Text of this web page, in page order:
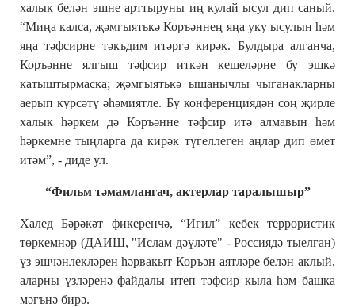
халык белән эшне арттыруны иң кулай ысул дип саный.
“Миңа калса, җәмгыятькә Коръәннең яңа уку ысулын һәм
яңа тәфсирне тәкъдим итәргә кирәк. Булдыра алганча,
Коръәнне ялгыш тәфсир иткән кешеләрне бу эшкә
катыштырмаска; җәмгыятькә ышанычлы чыганакларны
аерып күрсәтү әһәмиятле. Бу конференциядән соң җирле
халык һәркем дә Коръәнне тәфсир итә алмавын һәм
һәркемне тыңларга да кирәк түгеллеген аңлар дип өмет
итәм”, - диде ул.
“Фильм тәмамлангач, актерлар таралышыр”
Халед Бәрәкәт фикеренчә, “Игил” кебек террористик
төркемнәр (ДАИШ, "Ислам дәүләте" - Россиядә тыелган)
үз эшчәнлекләрен һәрвакыт Коръән аятләре белән аклый,
аларны үзләренә файдалы итеп тәфсир кыла һәм башка
мәгънә бирә.